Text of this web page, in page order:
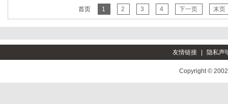
首页 1 2 3 4 下一页 末页
友情链接 隐私声
Copyright ©